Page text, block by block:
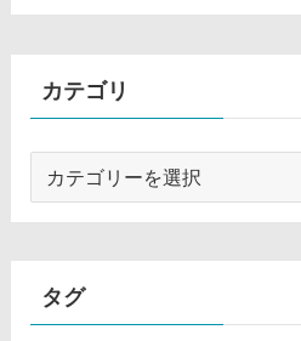
カテゴリ
タグ